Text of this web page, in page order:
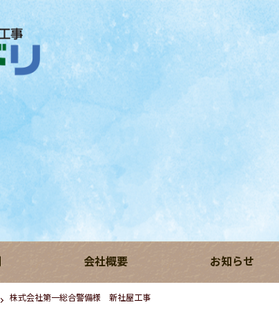
会社概要 お知らせ
株式会社第一総合警備様 新社屋工事